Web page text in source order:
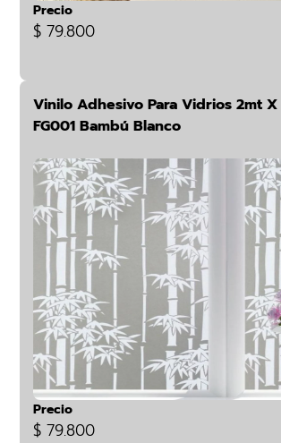
Precio
$ 79.800
Vinilo Adhesivo Para Vidrios 2mt X
FG001 Bambú Blanco
Precio
$ 79.800